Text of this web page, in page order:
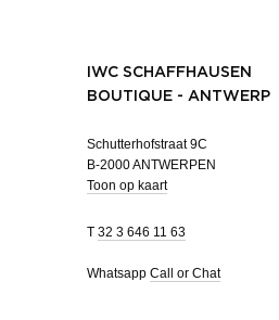
IWC SCHAFFHAUSEN
BOUTIQUE - ANTWERP
Schutterhofstraat 9C
B-2000 ANTWERPEN
Toon op kaart
T 32 3 646 11 63
Whatsapp Call or Chat